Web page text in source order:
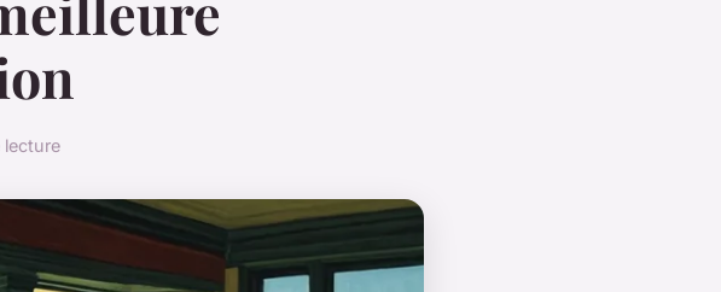
lecture